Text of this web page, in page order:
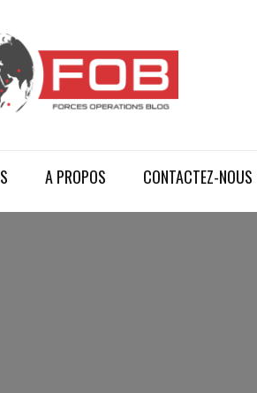
A PROPOS CONTACTEZ-NOUS